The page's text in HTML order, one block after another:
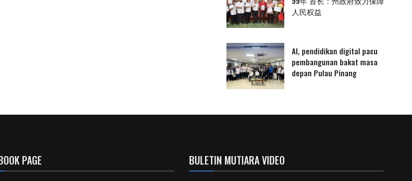
人民权益
AI, pendidikan digital pacu
pembangunan bakat masa
depan Pulau Pinang
PAGE BULETIN MUTIARA VIDEO